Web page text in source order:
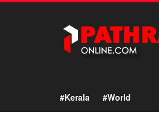
#Kerala #World